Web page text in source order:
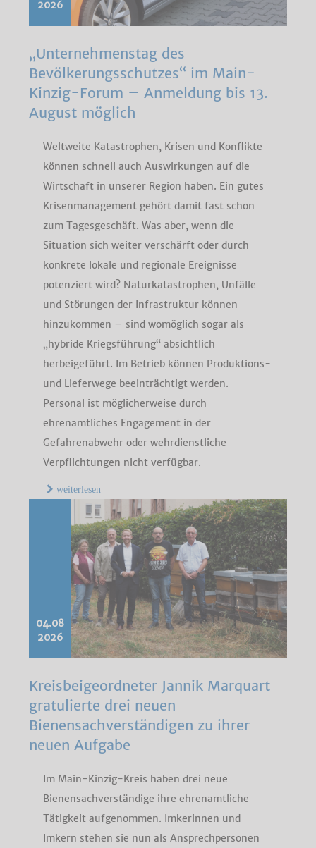
2026
„Unternehmenstag des
Bevölkerungsschutzes“ im Main-
Kinzig-Forum – Anmeldung bis 13.
August möglich
Weltweite Katastrophen, Krisen und Konflikte
können schnell auch Auswirkungen auf die
Wirtschaft in unserer Region haben. Ein gutes
Krisenmanagement gehört damit fast schon
zum Tagesgeschäft. Was aber, wenn die
Situation sich weiter verschärft oder durch
konkrete lokale und regionale Ereignisse
potenziert wird? Naturkatastrophen, Unfälle
und Störungen der Infrastruktur können
hinzukommen – sind womöglich sogar als
„hybride Kriegsführung“ absichtlich
herbeigeführt. Im Betrieb können Produktions-
und Lieferwege beeinträchtigt werden.
Personal ist möglicherweise durch
ehrenamtliches Engagement in der
Gefahrenabwehr oder wehrdienstliche
Verpflichtungen nicht verfügbar.
weiterlesen
04.08
2026
Kreisbeigeordneter Jannik Marquart
gratulierte drei neuen
Bienensachverständigen zu ihrer
neuen Aufgabe
Im Main-Kinzig-Kreis haben drei neue
Bienensachverständige ihre ehrenamtliche
Tätigkeit aufgenommen. Imkerinnen und
Imkern stehen sie nun als Ansprechpersonen